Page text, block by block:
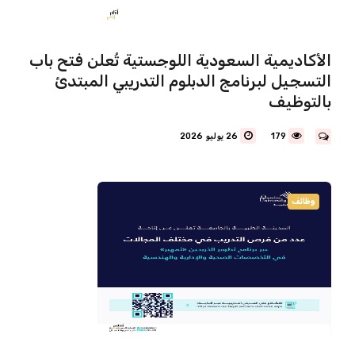
الأكاديمية السعودية اللوجستية تُعلن فتح باب
التسجيل لبرنامج الدبلوم التدريبي المبتدئ
بالتوظيف
179 26 يوليو 2026
وظائف